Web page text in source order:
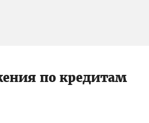
по кредитам